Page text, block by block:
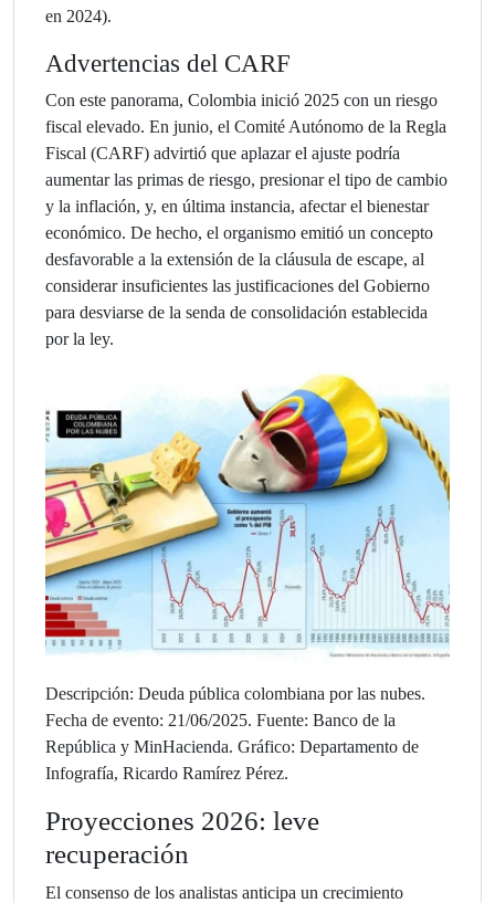
en 2024).
Advertencias del CARF
Con este panorama, Colombia inició 2025 con un riesgo
fiscal elevado. En junio, el Comité Autónomo de la Regla
Fiscal (CARF) advirtió que aplazar el ajuste podría
aumentar las primas de riesgo, presionar el tipo de cambio
y la inflación, y, en última instancia, afectar el bienestar
económico. De hecho, el organismo emitió un concepto
desfavorable a la extensión de la cláusula de escape, al
considerar insuficientes las justificaciones del Gobierno
para desviarse de la senda de consolidación establecida
por la ley.
Descripción: Deuda pública colombiana por las nubes.
Fecha de evento: 21/06/2025. Fuente: Banco de la
República y MinHacienda. Gráfico: Departamento de
Infografía, Ricardo Ramírez Pérez.
Proyecciones 2026: leve
recuperación
El consenso de los analistas anticipa un crecimiento